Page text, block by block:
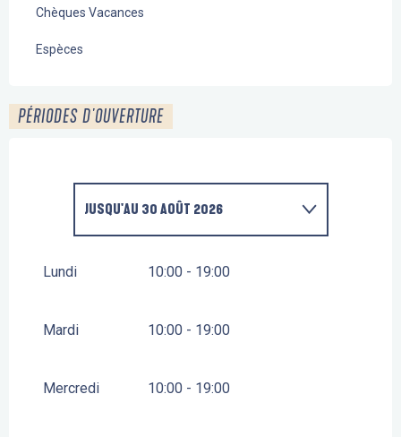
Chèques Vacances
Espèces
PÉRIODES D'OUVERTURE
JUSQU'AU 30 AOÛT 2026
Lundi 10:00 - 19:00
Mardi 10:00 - 19:00
Mercredi 10:00 - 19:00